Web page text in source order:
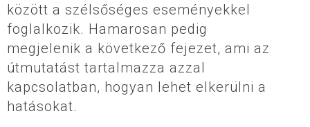
között a szélsőséges eseményekkel
foglalkozik. Hamarosan pedig
megjelenik a következő fejezet, ami az
útmutatást tartalmazza azzal
kapcsolatban, hogyan lehet elkerülni a
hatásokat.